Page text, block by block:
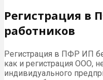
Регистрация в
работников
Регистрация в ПФР ИП
как и регистрация ООО,
индивидуального